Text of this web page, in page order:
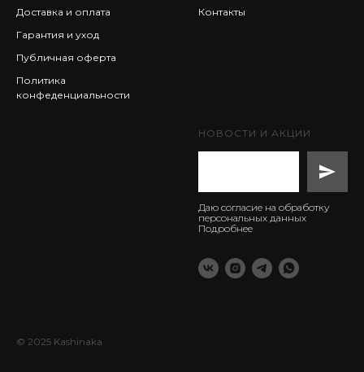
Доставка и оплата
Гарантия и уход
Публичная оферта
Политика
конфеденциальности
Контакты
НОВОСТИ И АКЦИИ
Даю согласие на обработку
персональных данных
Подробнее
© 2025 Kashinaka